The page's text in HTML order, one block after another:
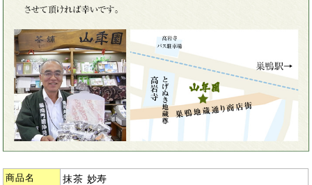
商品名 抹茶 妙寿